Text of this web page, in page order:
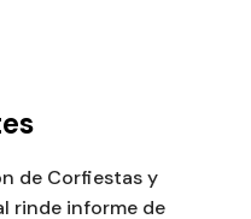
de Corfiestas y
rinde informe de